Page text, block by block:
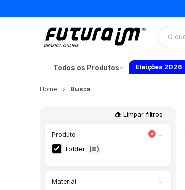
Todos os Produtos Eleições 2026
Home Busca
Limpar filtros
Produto −
Folder (8)
Material −